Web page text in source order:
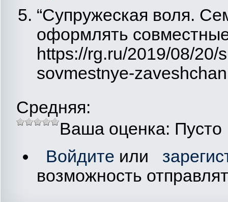
“Супружеская воля.
оформлять
https://rg.ru/2019/08/
sovmestnye-
Средняя:
Ваша оценка: Пусто
Войдите или
возможность